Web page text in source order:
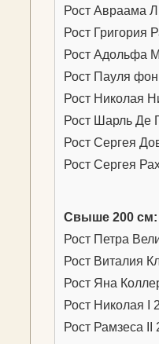
Рост Авраама
Рост Григория
Рост Адольфа
Рост Пауля
Рост Николая
Рост Шарль Де
Рост Сергея
Рост Сергея
Свыше 200 см:
Рост Петра
Рост Виталия
Рост Яна
Рост Николая I
Рост Рамзеса II